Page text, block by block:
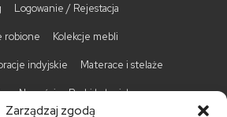
Zarządzaj zgodą
Logowanie / Rejestacja
robione Kolekcje mebli
indyjskie Materace i stelaże
Nowości Barki kolonialne